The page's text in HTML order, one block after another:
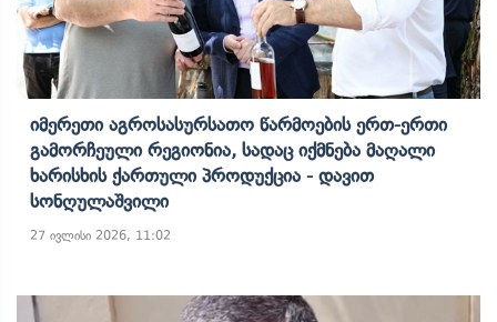
Იმერეთი Აგროსასურსათო Წარმოების Ერთ-Ერთი
Გამორჩეული Რეგიონია, Სადაც Იქმნება Მაღალი
Ხარისხის Ქართული Პროდუქცია - Დავით
Სონღულაშვილი
27 ივლისი 2026, 11:02